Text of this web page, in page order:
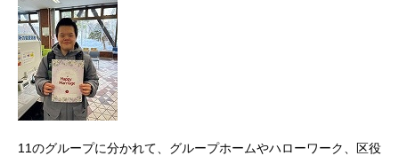
11のグループに分かれて、グループホームやハローワーク、区役